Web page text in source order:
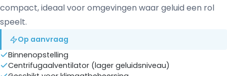
compact, ideaal voor omgevingen waar geluid een rol
speelt.
Op aanvraag
Binnenopstelling
Centrifugaalventilator (lager geluidsniveau)